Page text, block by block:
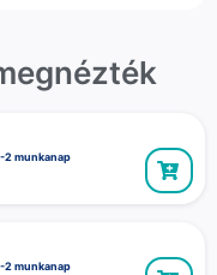
2 munkanap
2 munkanap